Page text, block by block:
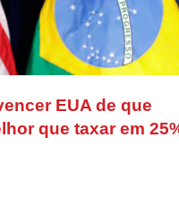
EUA de que
que taxar em